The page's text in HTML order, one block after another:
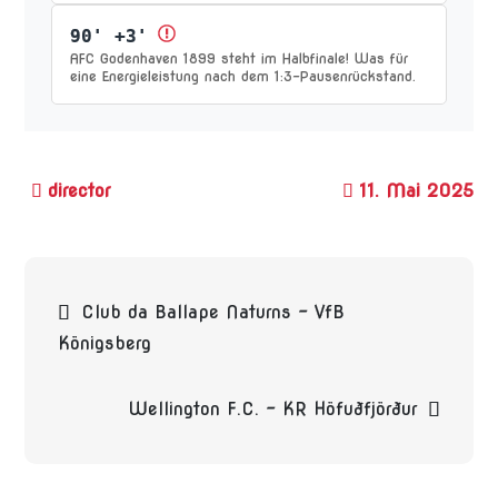
90' +3'
AFC Godenhaven 1899 steht im Halbfinale! Was für
eine Energieleistung nach dem 1:3-Pausenrückstand.
11. Mai 2025
Beitragsnavigation
Club da Ballape Naturns – VfB
Königsberg
Wellington F.C. – KR Höfuðfjörður